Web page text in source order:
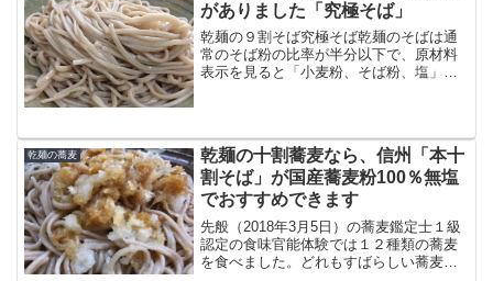
がありました「究極そば」
乾麺の９割そば究極そば乾麺のそばは通
常のそば粉の比率が半分以下で、原材料
表示を見ると「小麦粉、そば粉、塩」と
なかなかよいです山本食品...
乾麺の蕎麦
乾麺の十割蕎麦なら、信州「本十
割そば」が国産蕎麦粉100％無塩
でおすすめできます
先般（2018年3月5日）の蕎麦鑑定士１級
認定の食味官能体験では１２種類の蕎麦
を食べました。どれもすばらしい蕎麦で